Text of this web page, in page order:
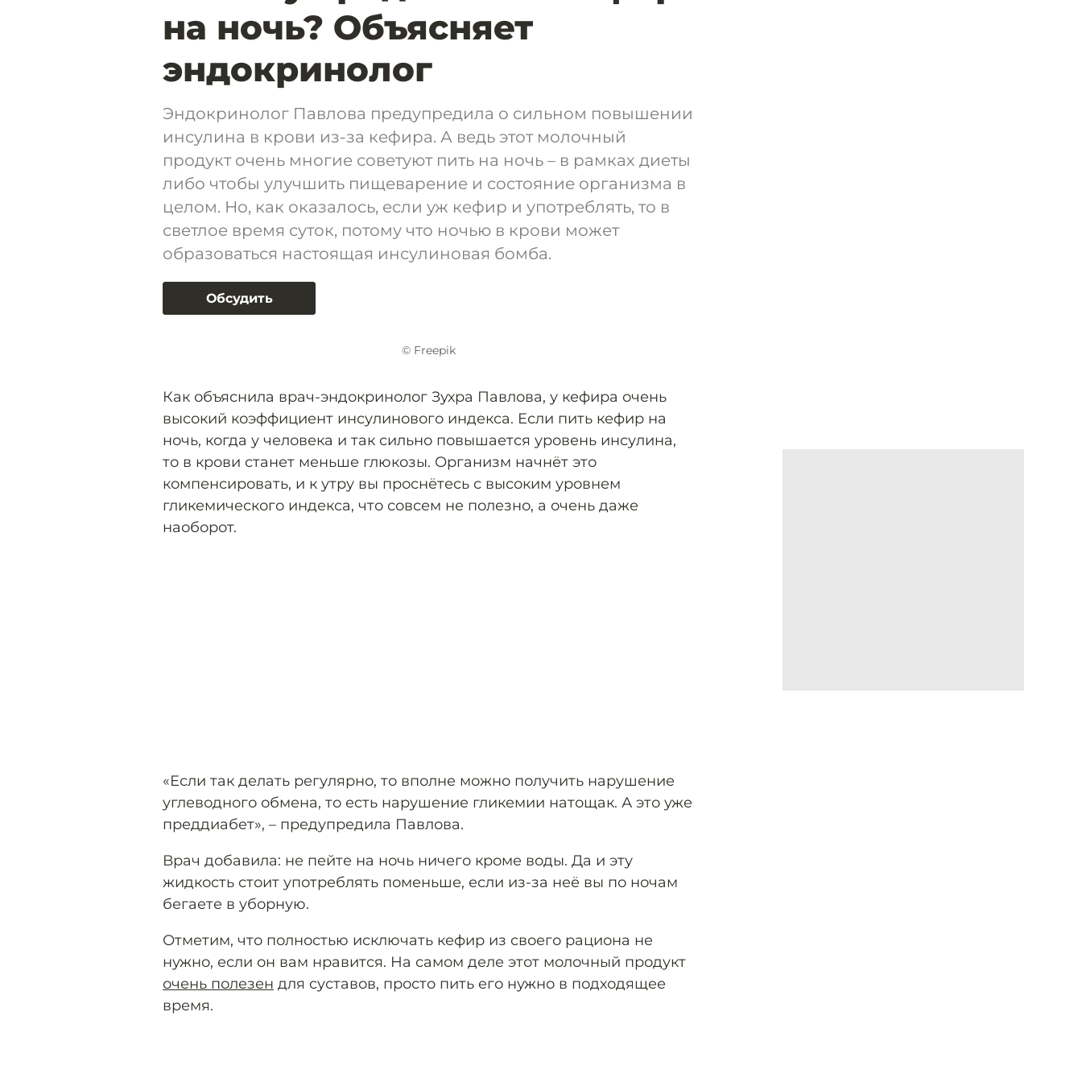
на ночь? Объясняет
эндокринолог
Эндокринолог Павлова предупредила о сильном повышении
инсулина в крови из-за кефира. А ведь этот молочный
продукт очень многие советуют пить на ночь – в рамках диеты
либо чтобы улучшить пищеварение и состояние организма в
целом. Но, как оказалось, если уж кефир и употреблять, то в
светлое время суток, потому что ночью в крови может
образоваться настоящая инсулиновая бомба.
Обсудить
© Freepik
Как объяснила врач-эндокринолог Зухра Павлова, у кефира очень
высокий коэффициент инсулинового индекса. Если пить кефир на
ночь, когда у человека и так сильно повышается уровень инсулина,
то в крови станет меньше глюкозы. Организм начнёт это
компенсировать, и к утру вы проснётесь с высоким уровнем
гликемического индекса, что совсем не полезно, а очень даже
наоборот.
«Если так делать регулярно, то вполне можно получить нарушение
углеводного обмена, то есть нарушение гликемии натощак. А это уже
преддиабет», – предупредила Павлова.
Врач добавила: не пейте на ночь ничего кроме воды. Да и эту
жидкость стоит употреблять поменьше, если из-за неё вы по ночам
бегаете в уборную.
Отметим, что полностью исключать кефир из своего рациона не
нужно, если он вам нравится. На самом деле этот молочный продукт
очень полезен для суставов, просто пить его нужно в подходящее
время.